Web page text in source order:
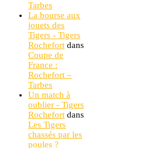
Tarbes
La bourse aux
jouets des
Tigers - Tigers
Rochefort dans
Coupe de
France :
Rochefort –
Tarbes
Un match à
oublier - Tigers
Rochefort dans
Les Tigers
chassés par les
poules ?